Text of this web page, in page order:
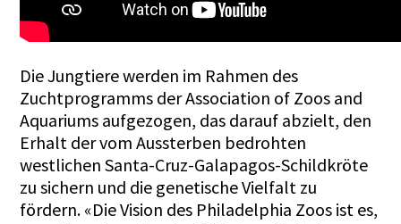
Die Jungtiere werden im Rahmen des
Zuchtprogramms der Association of Zoos and
Aquariums aufgezogen, das darauf abzielt, den
Erhalt der vom Aussterben bedrohten
westlichen Santa-Cruz-Galapagos-Schildkröte
zu sichern und die genetische Vielfalt zu
fördern. «Die Vision des Philadelphia Zoos ist es,